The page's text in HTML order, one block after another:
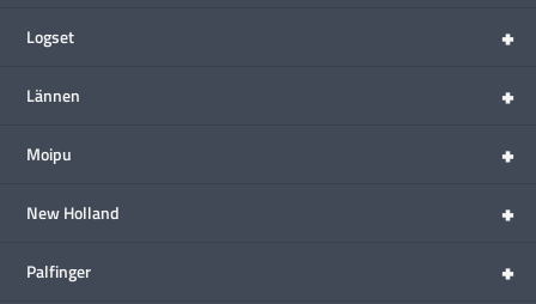
+
Logset
+
Lännen
+
Moipu
+
New Holland
+
Palfinger